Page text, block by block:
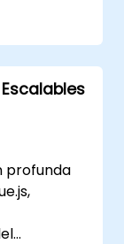
profunda